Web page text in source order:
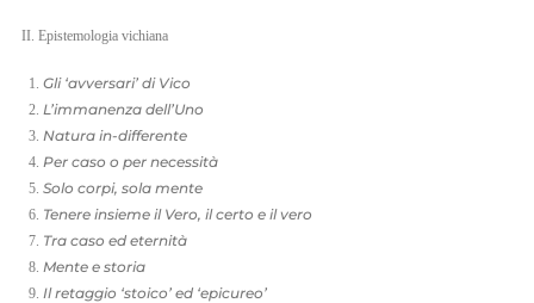
II. Epistemologia vichiana
Gli ‘avversari’ di Vico
L’immanenza dell’Uno
Natura in-differente
Per caso o per necessità
Solo corpi, sola mente
Tenere insieme il Vero, il certo e il vero
Tra caso ed eternità
Mente e storia
Il retaggio ‘stoico’ ed ‘epicureo’